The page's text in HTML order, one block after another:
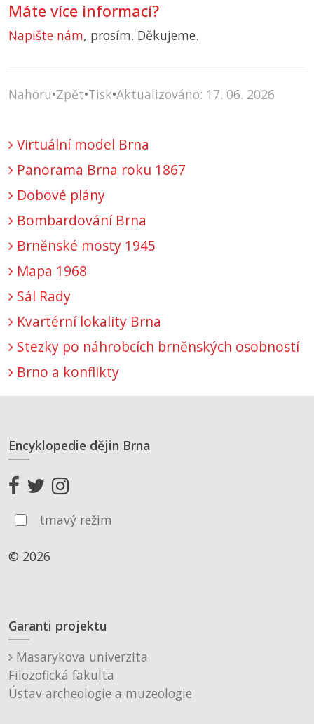
Máte více informací?
Napište nám, prosím. Děkujeme.
Nahoru•Zpět•Tisk•Aktualizováno: 17. 06. 2026
Virtuální model Brna
Panorama Brna roku 1867
Dobové plány
Bombardování Brna
Brněnské mosty 1945
Mapa 1968
Sál Rady
Kvartérní lokality Brna
Stezky po náhrobcích brněnských osobností
Brno a konflikty
Encyklopedie dějin Brna
tmavý režim
© 2026
Garanti projektu
Masarykova univerzita
Filozofická fakulta
Ústav archeologie a muzeologie